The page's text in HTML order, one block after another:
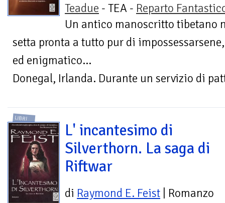
Teadue - TEA - Reparto
Un antico manoscritto tibetano
setta pronta a tutto pur di
ed enigmatico...
Donegal, Irlanda. Durante un servizio di
LIBRI
L' incantesimo di
Silverthorn. La saga di
Riftwar
di Raymond E. Feist | Romanzo